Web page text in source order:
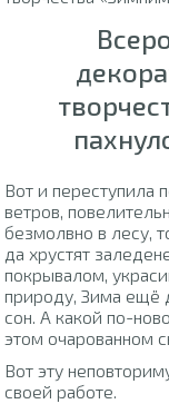
Вот и переступила
ветров,
безмолвно в лесу,
да хрустят
покрывалом,
природу, Зима ещё
сон. А какой по-
этом очарованном
Вот эту
своей работе.